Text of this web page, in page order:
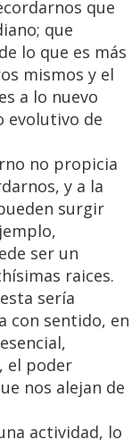
que
que
lo que es más
mismos y el
a lo nuevo
evolutivo de
no propicia
y a la
surgir
ser un
raices.
sería
con sentido, en
el poder
nos alejan de
actividad, lo